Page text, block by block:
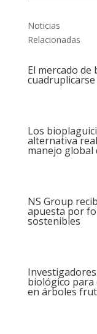
Noticias
Relacionadas
El mercado de
cuadruplicarse
Los
alternativa
manejo global
NS Group
apuesta por
sostenibles
biológico
en árboles